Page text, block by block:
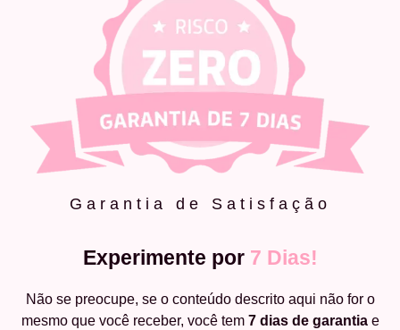
Garantia de Satisfação
Experimente por 7 Dias!
Não se preocupe, se o conteúdo descrito aqui não for o
mesmo que você receber, você tem 7 dias de garantiae